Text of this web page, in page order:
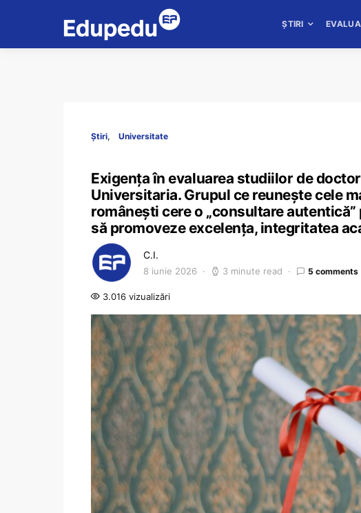
ȘTIRI
Știri Universitate
Exigența în evaluarea studiilor de
Universitaria. Grupul ce reunește cele
românești cere o „consultare
să promoveze excelența, integritatea
C.I.
8 iunie 2026 3 minute read 5 comments
3.016 vizualizări